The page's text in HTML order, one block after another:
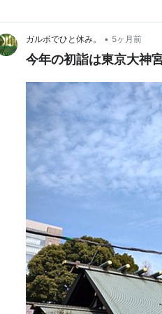
ガルボでひと休み。 • 5ヶ月前
今年の初詣は東京大神